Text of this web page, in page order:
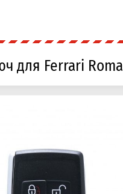
для Ferrari Roma